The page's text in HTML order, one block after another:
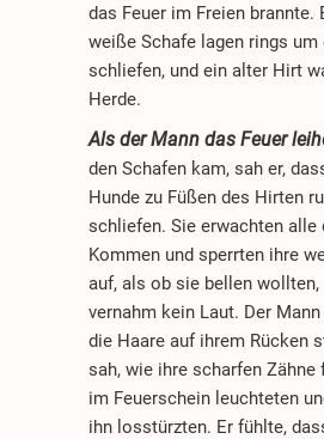
das Feuer im Freien brannte.
weiße Schafe lagen rings um
schliefen, und ein alter Hirt
Herde.
Als der Mann das Feuer
den Schafen kam, sah er,
Hunde zu Füßen des Hirten
schliefen. Sie erwachten alle
Kommen und sperrten ihre
auf, als ob sie bellen wollten,
vernahm kein Laut. Der
die Haare auf ihrem Rücken
sah, wie ihre scharfen Zähne
im Feuerschein leuchteten
ihn losstürzten. Er fühlte,